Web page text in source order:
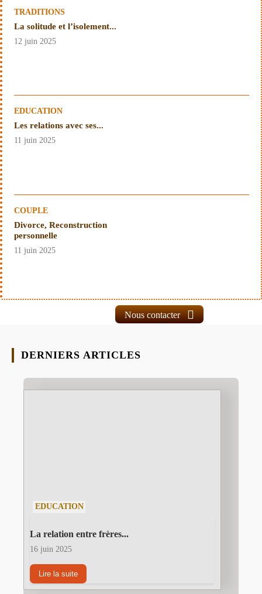
TRADITIONS
La solitude et l’isolement...
12 juin 2025
EDUCATION
Les relations avec ses...
11 juin 2025
COUPLE
Divorce, Reconstruction
personnelle
11 juin 2025
Nous contacter
DERNIERS ARTICLES
EDUCATION
La relation entre frères...
16 juin 2025
Lire la suite